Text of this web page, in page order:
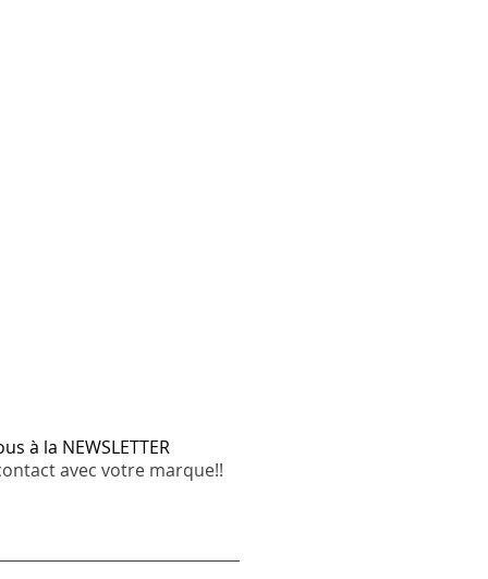
à la NEWSLETTER
avec votre marque!!